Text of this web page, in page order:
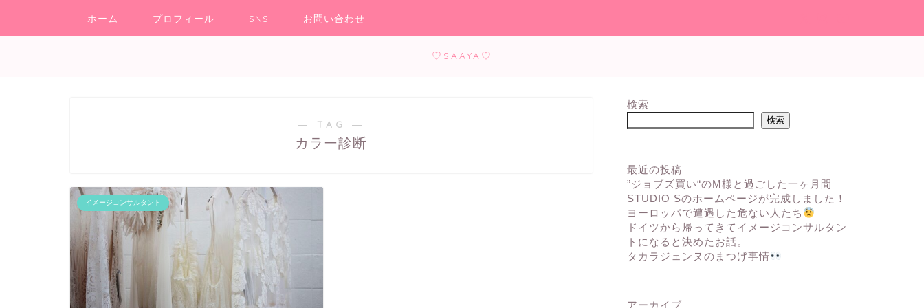
ホーム プロフィール SNS お問い合わせ
♡SAAYA♡
― TAG ―
カラー診断
イメージコンサルタント
検索
検索
最近の投稿
”ジョブズ買い“のM様と過ごした一ヶ月間
STUDIO Sのホームページが完成しました！
ヨーロッパで遭遇した危ない人たち
ドイツから帰ってきてイメージコンサルタン
トになると決めたお話。
タカラジェンヌのまつげ事情
アーカイブ